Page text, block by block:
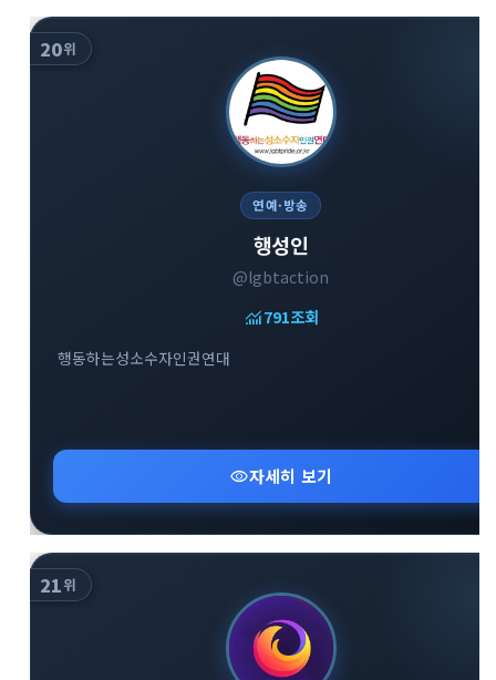
20위
연예·방송
행성인
@lgbtaction
monitoring791조회
행동하는성소수자인권연대
visibility자세히 보기
21위